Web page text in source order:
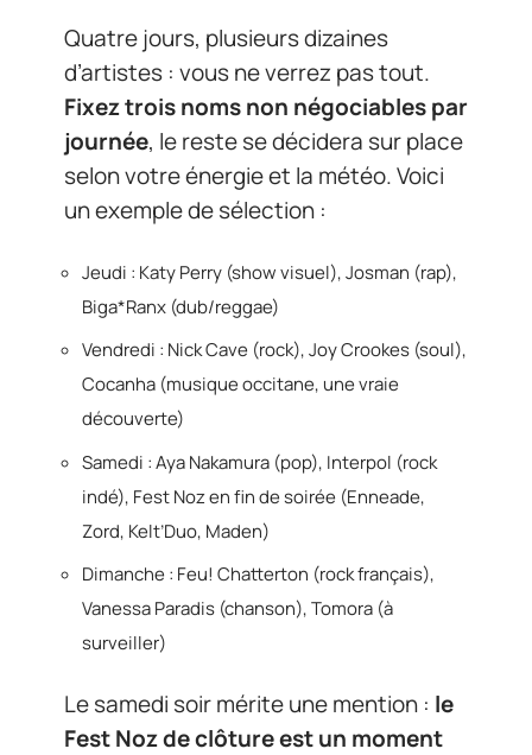
Quatre jours, plusieurs dizaines
d’artistes : vous ne verrez pas tout.
Fixez trois noms non négociables par
journée, le reste se décidera sur place
selon votre énergie et la météo. Voici
un exemple de sélection :
Jeudi : Katy Perry (show visuel), Josman (rap),
Biga*Ranx (dub/reggae)
Vendredi : Nick Cave (rock), Joy Crookes (soul),
Cocanha (musique occitane, une vraie
découverte)
Samedi : Aya Nakamura (pop), Interpol (rock
indé), Fest Noz en fin de soirée (Enneade,
Zord, Kelt’Duo, Maden)
Dimanche : Feu! Chatterton (rock français),
Vanessa Paradis (chanson), Tomora (à
surveiller)
Le samedi soir mérite une mention : le
Fest Noz de clôture est un moment